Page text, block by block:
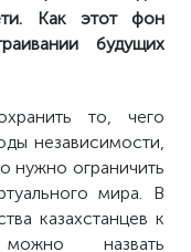
Как этот фон
будущих
то, чего
независимости,
нужно ограничить
мира. В
казахстанцев к
назвать